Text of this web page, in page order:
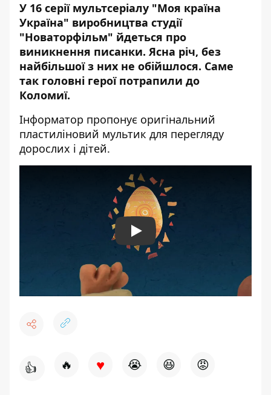
У 16 серії мультсеріалу "Моя країна
Україна" виробництва студії
"Новаторфільм" йдеться про
виникнення писанки. Ясна річ, без
найбільшої з них не обійшлося. Саме
так головні герої потрапили до
Коломиї.
Інформатор пропонує оригінальний
пластиліновий мультик для перегляду
дорослих і дітей.
Play
👍 🔥 ♥ 😭 😆 😡